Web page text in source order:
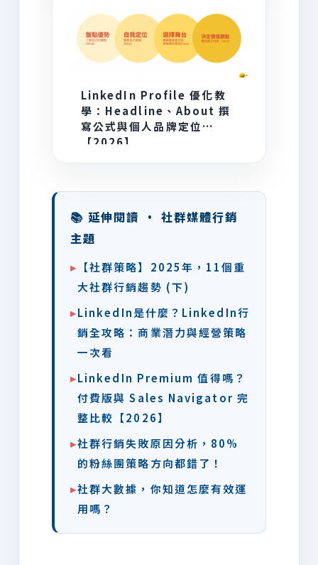
LinkedIn Profile 優化教
學：Headline、About 撰
寫公式與個人品牌定位
【2026】
📚 延伸閱讀 · 社群媒體行銷
主題
▸ 【社群策略】2025年，11個重
大社群行銷趨勢 (下)
▸LinkedIn是什麼？LinkedIn行
銷全攻略：商業潛力與經營策略
一次看
▸LinkedIn Premium 值得嗎？
付費版與 Sales Navigator 完
整比較【2026】
▸社群行銷失敗原因分析，80%
的粉絲團策略方向都錯了！
▸社群大數據，你知道怎麼有效運
用嗎？